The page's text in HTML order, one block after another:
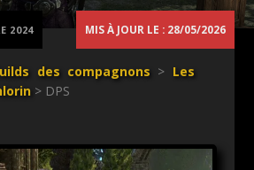
MIS À JOUR LE : 28/05/2026
des compagnons > Les
> DPS
2024